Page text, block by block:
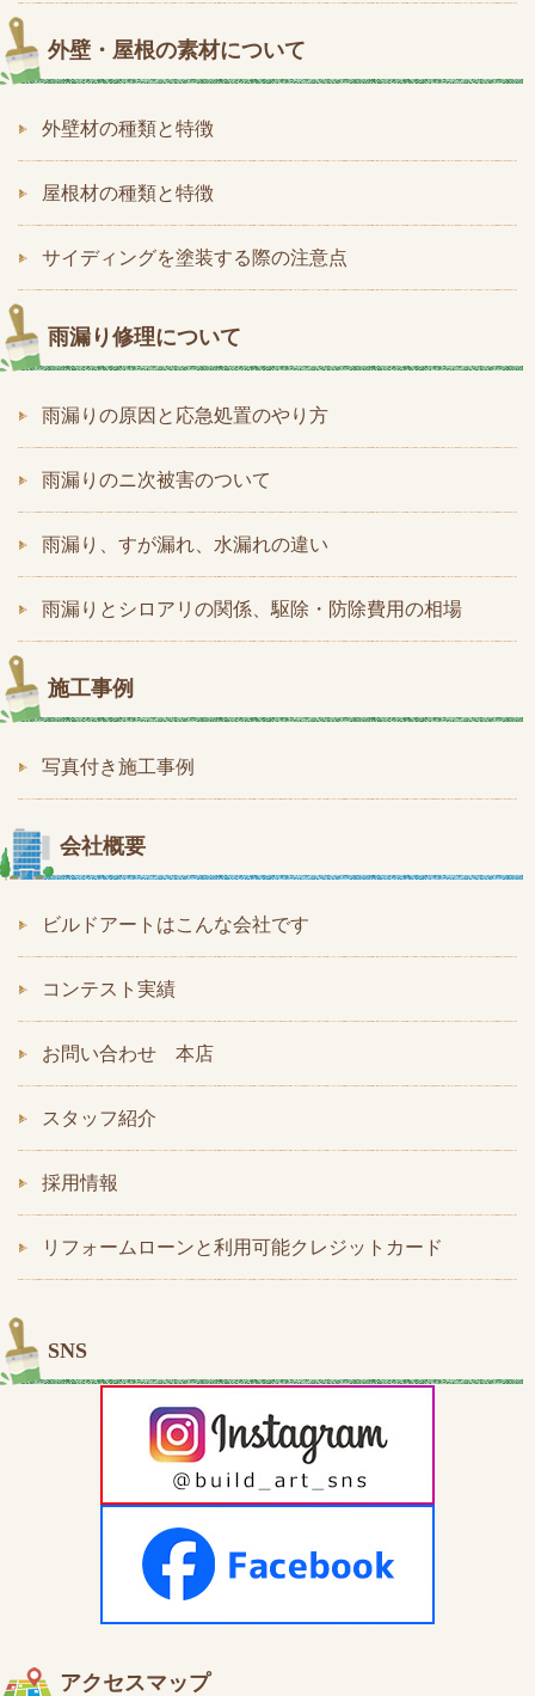
外壁・屋根の素材について
外壁材の種類と特徴
屋根材の種類と特徴
サイディングを塗装する際の注意点
雨漏り修理について
雨漏りの原因と応急処置のやり方
雨漏りのニ次被害のついて
雨漏り、すが漏れ、水漏れの違い
雨漏りとシロアリの関係、駆除・防除費用の相場
施工事例
写真付き施工事例
会社概要
ビルドアートはこんな会社です
コンテスト実績
お問い合わせ 本店
スタッフ紹介
採用情報
リフォームローンと利用可能クレジットカード
SNS
アクセスマップ